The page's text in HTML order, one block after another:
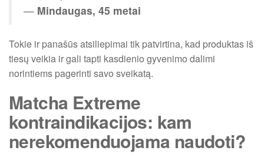
— Mindaugas, 45 metai
Tokie ir panašūs atsiliepimai tik patvirtina, kad produktas iš
tiesų veikia ir gali tapti kasdienio gyvenimo dalimi
norintiems pagerinti savo sveikatą.
Matcha Extreme
kontraindikacijos: kam
nerekomenduojama naudoti?